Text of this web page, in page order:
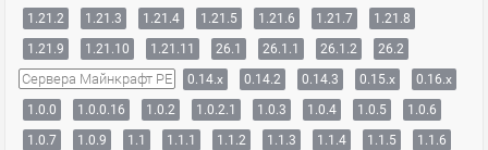
1.21.2
1.21.3 1.21.4 1.21.5 1.21.6 1.21.7
1.21.8
1.21.9
1.21.10 1.21.11 26.1 26.1.1 26.1.2 26.2
Сервера Майнкрафт PE 0.14.x 0.14.2 0.14.3 0.15.x
0.16.x
1.0.0
1.0.0.16 1.0.2 1.0.2.1 1.0.3 1.0.4 1.0.5
1.0.6
1.0.7
1.0.9 1.1 1.1.1 1.1.2 1.1.3 1.1.4 1.1.5
1.1.6